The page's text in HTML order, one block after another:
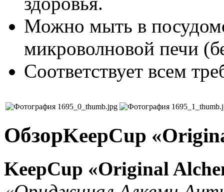
Можно мыть в
микроволновой печи
Соответствует всем
ОбзорKeepCup
KeepCup «Original